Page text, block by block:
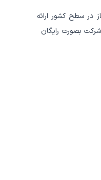
سطح کشور ارائه
بصورت رایگان